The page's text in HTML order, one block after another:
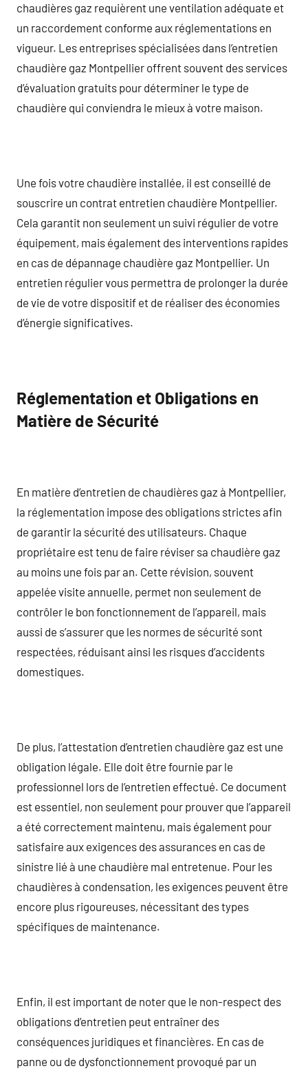
chaudières gaz requièrent une ventilation adéquate et
un raccordement conforme aux réglementations en
vigueur. Les entreprises spécialisées dans l’entretien
chaudière gaz Montpellier offrent souvent des services
d’évaluation gratuits pour déterminer le type de
chaudière qui conviendra le mieux à votre maison.
Une fois votre chaudière installée, il est conseillé de
souscrire un contrat entretien chaudière Montpellier.
Cela garantit non seulement un suivi régulier de votre
équipement, mais également des interventions rapides
en cas de dépannage chaudière gaz Montpellier. Un
entretien régulier vous permettra de prolonger la durée
de vie de votre dispositif et de réaliser des économies
d’énergie significatives.
Réglementation et Obligations en
Matière de Sécurité
En matière d’entretien de chaudières gaz à Montpellier,
la réglementation impose des obligations strictes afin
de garantir la sécurité des utilisateurs. Chaque
propriétaire est tenu de faire réviser sa chaudière gaz
au moins une fois par an. Cette révision, souvent
appelée visite annuelle, permet non seulement de
contrôler le bon fonctionnement de l’appareil, mais
aussi de s’assurer que les normes de sécurité sont
respectées, réduisant ainsi les risques d’accidents
domestiques.
De plus, l’attestation d’entretien chaudière gaz est une
obligation légale. Elle doit être fournie par le
professionnel lors de l’entretien effectué. Ce document
est essentiel, non seulement pour prouver que l’appareil
a été correctement maintenu, mais également pour
satisfaire aux exigences des assurances en cas de
sinistre lié à une chaudière mal entretenue. Pour les
chaudières à condensation, les exigences peuvent être
encore plus rigoureuses, nécessitant des types
spécifiques de maintenance.
Enfin, il est important de noter que le non-respect des
obligations d’entretien peut entraîner des
conséquences juridiques et financières. En cas de
panne ou de dysfonctionnement provoqué par un